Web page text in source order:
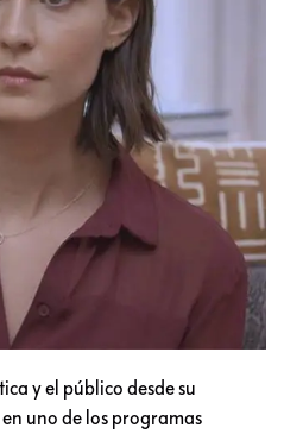
y el público desde su
uno de los programas